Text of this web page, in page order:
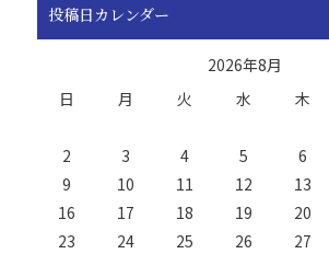
投稿日カレンダー
2026年8月
日
月 火 水 木
2
3 4 5 6
9
10 11 12 13
16
17 18 19 20
23
24 25 26 27